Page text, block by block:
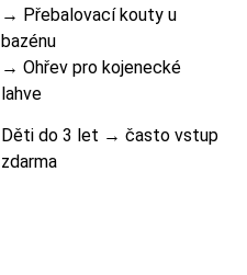
→ Přebalovací kouty u
bazénu
→ Ohřev pro kojenecké
lahve
Děti do 3 let → často vstup
zdarma